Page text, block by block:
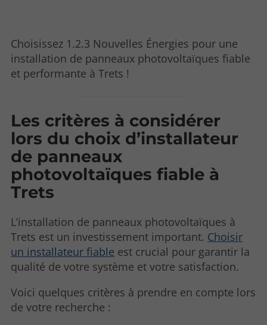
Choisissez 1.2.3 Nouvelles Énergies pour une
installation de panneaux photovoltaïques fiable
et performante à Trets !
Les critères à considérer
lors du choix d’installateur
de panneaux
photovoltaïques fiable à
Trets
L’installation de panneaux photovoltaïques à
Trets est un investissement important. Choisir
un installateur fiable est crucial pour garantir la
qualité de votre système et votre satisfaction.
Voici quelques critères à prendre en compte lors
de votre recherche :